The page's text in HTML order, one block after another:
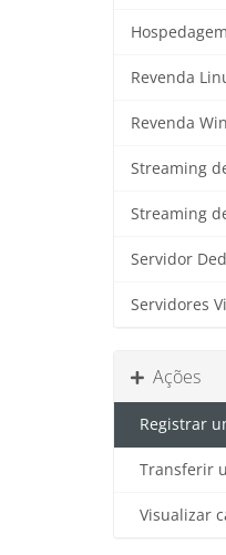
Revenda
Revenda
Streaming
Streaming
Servidor
Servidores
Ações
Registrar
Transferir
Visualizar